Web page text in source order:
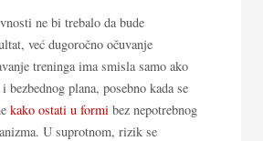
ne bi trebalo da bude
već dugoročno očuvanje
treninga ima smisla samo ako
bezbednog plana, posebno kada se
kako ostati u formi bez nepotrebnog
U suprotnom, rizik se